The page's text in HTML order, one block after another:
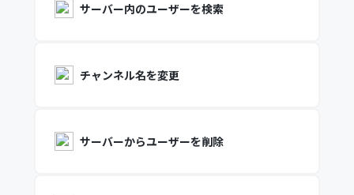
サーバー内のユーザーを検索
チャンネル名を変更
サーバーからユーザーを削除